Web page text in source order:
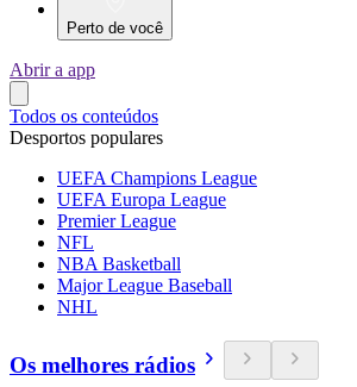
Perto de você
Abrir a app
Todos os conteúdos
Desportos populares
UEFA Champions League
UEFA Europa League
Premier League
NFL
NBA Basketball
Major League Baseball
NHL
Os melhores rádios